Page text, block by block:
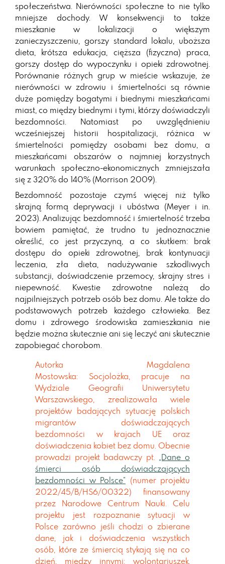
społeczeństwa. Nierówności społeczne to nie tylko
mniejsze dochody. W konsekwencji to także
mieszkanie w lokalizacji o większym
zanieczyszczeniu, gorszy standard lokalu, uboższa
dieta, krótsza edukacja, cięższa (fizyczna) praca,
gorszy dostęp do wypoczynku i opieki zdrowotnej.
Porównanie różnych grup w mieście wskazuje, że
nierówności w zdrowiu i śmiertelności są równie
duże pomiędzy bogatymi i biednymi mieszkańcami
miast, co między biednymi i tymi, którzy doświadczyli
bezdomności. Natomiast po uwzględnieniu
wcześniejszej historii hospitalizacji, różnica w
śmiertelności pomiędzy osobami bez domu, a
mieszkańcami obszarów o najmniej korzystnych
warunkach społeczno-ekonomicznych zmniejszała
się z 320% do 140% (Morrison 2009).
Bezdomność pozostaje czymś więcej niż tylko
skrajną formą deprywacji i ubóstwa (Meyer i in.
2023). Analizując bezdomność i śmiertelność trzeba
bowiem pamiętać, że trudno tu jednoznacznie
określić, co jest przyczyną, a co skutkiem: brak
dostępu do opieki zdrowotnej, brak kontynuacji
leczenia, zła dieta, nadużywanie szkodliwych
substancji, doświadczenie przemocy, skrajny stres i
niepewność. Kwestie zdrowotne należą do
najpilniejszych potrzeb osób bez domu. Ale także do
podstawowych potrzeb każdego człowieka. Bez
domu i zdrowego środowiska zamieszkania nie
będzie można skutecznie ani się leczyć ani skutecznie
zapobiegać chorobom.
Autorka Magdalena
Mostowska: Socjolożka, pracuje na
Wydziale Geografii Uniwersytetu
Warszawskiego, zrealizowała wiele
projektów badających sytuację polskich
migrantów doświadczających
bezdomności w krajach UE oraz
doświadczenia kobiet bez domu. Obecnie
prowadzi projekt badawczy pt.
„Dane o
śmierci osób doświadczających
bezdomności w Polsce” (numer projektu
2022/45/B/HS6/00322) finansowany
przez Narodowe Centrum Nauki. Celu
projektu jest rozpoznanie sytuacji w
Polsce zarówno jeśli chodzi o zbierane
dane, jak i doświadczenia wszystkich
osób, które ze śmiercią stykają się na co
dzień, między innymi: wolontariuszek,